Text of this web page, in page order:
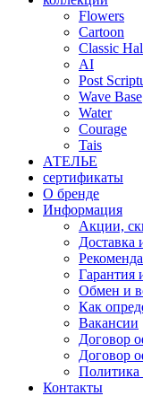
Flowers
Cartoon
Classic
AI
Post
Wave Base
Water
Courage
Tais
АТЕЛЬЕ
сертификаты
О бренде
Информация
Акции,
Доставка
Гарантия
Обмен и
Как
Вакансии
Договор
Договор
Политика
Контакты